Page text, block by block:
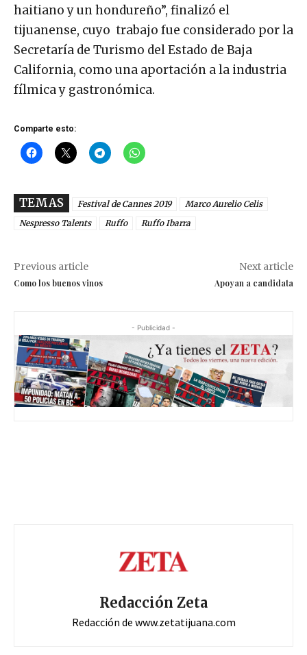
haitiano y un hondureño”, finalizó el
tijuanense, cuyo trabajo fue considerado por la
Secretaría de Turismo del Estado de Baja
California, como una aportación a la industria
fílmica y gastronómica.
Comparte esto:
TEMAS Festival de Cannes 2019
Marco Aurelio Celis
Nespresso Talents
Ruffo Ruffo Ibarra
Previous article
Como los buenos vinos
Next article
Apoyan a candidata
- Publicidad -
Redacción Zeta
Redacción de www.zetatijuana.com